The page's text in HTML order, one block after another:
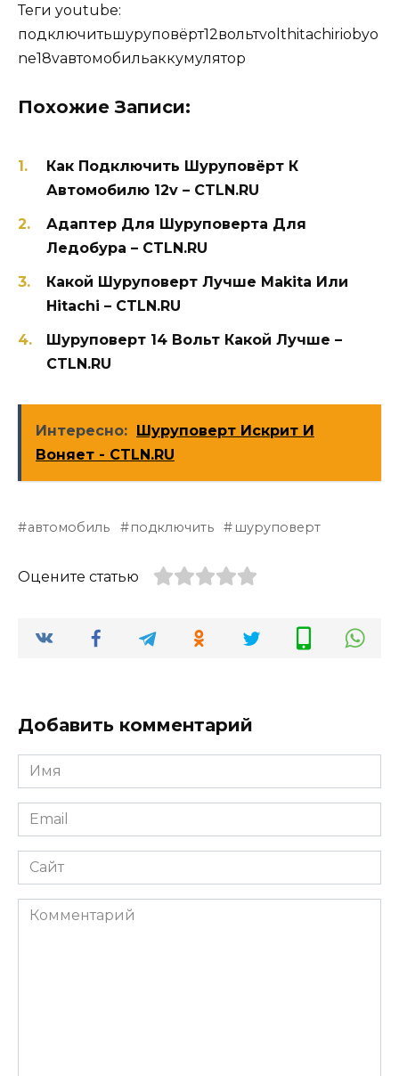
Теги youtube:
подключитьшуруповёрт12вольтvolthitachiriobyo
ne18vавтомобильаккумулятор
Похожие Записи:
Как Подключить Шуруповёрт К
Автомобилю 12v – CTLN.RU
Адаптер Для Шуруповерта Для
Ледобура – CTLN.RU
Какой Шуруповерт Лучше Makita Или
Hitachi – CTLN.RU
Шуруповерт 14 Вольт Какой Лучше –
CTLN.RU
Интересно:
Шуруповерт Искрит И
Воняет - CTLN.RU
автомобиль подключить шуруповерт
Оцените статью
Добавить комментарий
Имя
*
Email
*
Сайт
Комментарий